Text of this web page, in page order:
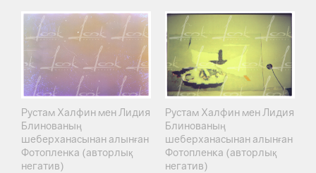
Рустам Халфин мен Лидия
Блинованың
шеберханасынан алынған
Фотопленка (авторлық
негатив)
Рустам Халфин мен Лидия
Блинованың
шеберханасынан алынған
Фотопленка (авторлық
негатив)